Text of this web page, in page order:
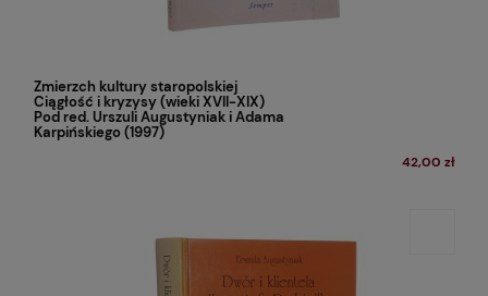
Zmierzch kultury staropolskiej
Ciągłość i kryzysy (wieki XVII-XIX)
Pod red. Urszuli Augustyniak i Adama
Karpińskiego (1997)
42,00 zł